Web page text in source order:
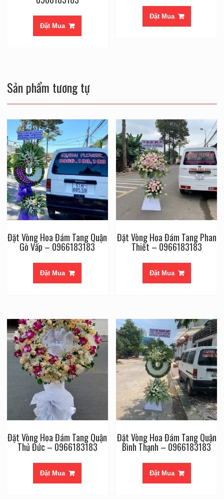
Đặt Mua
Đặt Mua
Sản phẩm tương tự
Đặt Vòng Hoa Đám Tang Quận
Gò Vấp – 0966183183
Đặt Mua
Đặt Vòng Hoa Đám Tang Phan
Thiết – 0966183183
Đặt Mua
Đặt Vòng Hoa Đám Tang Quận
Thủ Đức – 0966183183
Đặt Mua
Đặt Vòng Hoa Đám Tang Quận
Bình Thạnh – 0966183183
Đặt Mua